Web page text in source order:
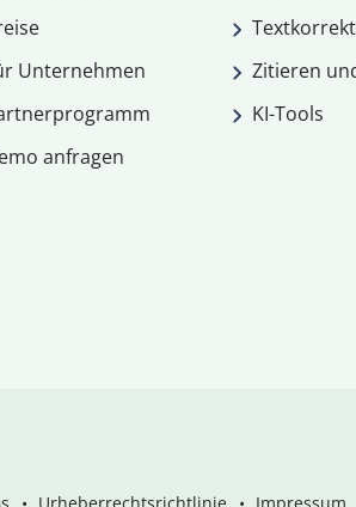
Unternehmen
anfragen
Zitieren
KI-Tools